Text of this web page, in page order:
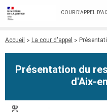
COUR D'APPEL
Fil
Accueil La cour d'appel
Présentation du
d'Aix-